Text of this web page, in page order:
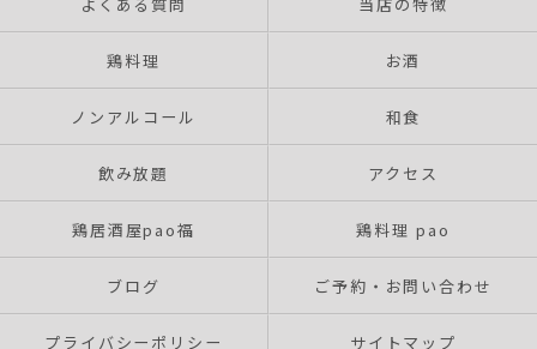
鶏料理 お酒
ノンアルコール 和食
飲み放題 アクセス
鶏居酒屋pao福 鶏料理 pao
ブログ ご予約・お問い合わせ
プライバシーポリシー サイトマップ